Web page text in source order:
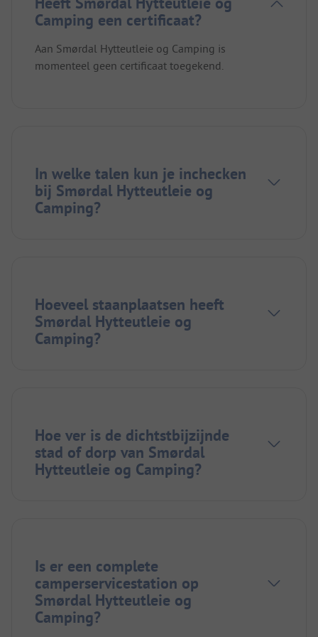
Camping een certificaat?
Aan Smørdal Hytteutleie og Camping is
momenteel geen certificaat toegekend.
In welke talen kun je inchecken
bij Smørdal Hytteutleie og
Camping?
Hoeveel staanplaatsen heeft
Smørdal Hytteutleie og
Camping?
Hoe ver is de dichtstbijzijnde
stad of dorp van Smørdal
Hytteutleie og Camping?
Is er een complete
camperservicestation op
Smørdal Hytteutleie og
Camping?